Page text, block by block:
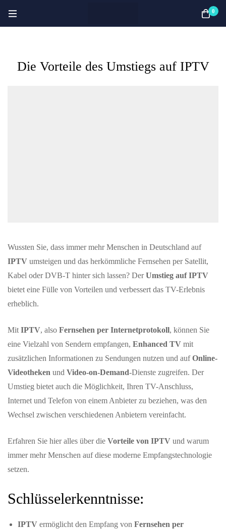
0
Die Vorteile des Umstiegs auf IPTV
Wussten Sie, dass immer mehr Menschen in Deutschland auf
IPTV umsteigen und das herkömmliche Fernsehen per Satellit,
Kabel oder DVB-T hinter sich lassen? DerUmstieg auf IPTV
bietet eine Fülle von Vorteilen und verbessert das TV-Erlebnis
erheblich.
Mit IPTV, also Fernsehen per Internetprotokoll, können Sie
eine Vielzahl von Sendern empfangen, Enhanced TV mit
zusätzlichen Informationen zu Sendungen nutzen und aufOnline-
Videotheken und Video-on-Demand-Dienste zugreifen. Der
Umstieg bietet auch die Möglichkeit, Ihren TV-Anschluss,
Internet und Telefon von einem Anbieter zu beziehen, was den
Wechsel zwischen verschiedenen Anbietern vereinfacht.
Erfahren Sie hier alles über die Vorteile von IPTV und warum
immer mehr Menschen auf diese moderne Empfangstechnologie
setzen.
Schlüsselerkenntnisse:
IPTV ermöglicht den Empfang von Fernsehen per